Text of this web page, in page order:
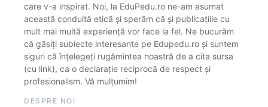
care v-a inspirat. Noi, la EduPedu.ro ne-am asumat
această conduită etică și sperăm că și publicațiile cu
mult mai multă experiență vor face la fel. Ne bucurăm
că găsiți subiecte interesante pe Edupedu.ro și suntem
siguri că înțelegeți rugămintea noastră de a cita sursa
(cu link), ca o declarație reciprocă de respect și
profesionalism. Vă mulțumim!
DESPRE NOI